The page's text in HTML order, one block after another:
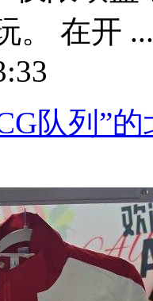
。 在开 ...
队列”